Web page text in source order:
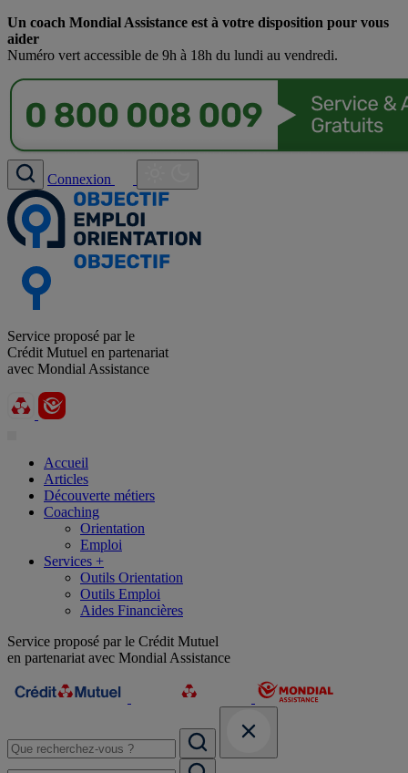
Un coach Mondial Assistance est à votre disposition pour vous
aider
Numéro vert accessible de 9h à 18h du lundi au vendredi.
Connexion
Service proposé par le
Crédit Mutuel en partenariat
avec Mondial Assistance
Accueil
Articles
Découverte métiers
Coaching
Orientation
Emploi
Services +
Outils Orientation
Outils Emploi
Aides Financières
Service proposé par le Crédit Mutuel
en partenariat avec Mondial Assistance